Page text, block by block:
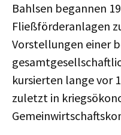
Bahlsen begannen
Fließförderanlagen
Vorstellungen einer
kursierten lange vor
zuletzt in